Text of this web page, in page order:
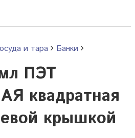
и тара Банки
ПЭТ
квадратная
крышкой